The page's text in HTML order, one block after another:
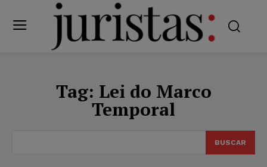
Tag: Lei do Marco
Temporal
BUSCAR